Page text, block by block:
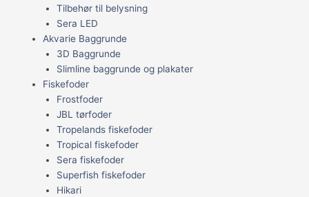
Tilbehør til belysning
Sera LED
Akvarie Baggrunde
3D Baggrunde
Slimline baggrunde og plakater
Fiskefoder
Frostfoder
JBL tørfoder
Tropelands fiskefoder
Tropical fiskefoder
Sera fiskefoder
Superfish fiskefoder
Hikari